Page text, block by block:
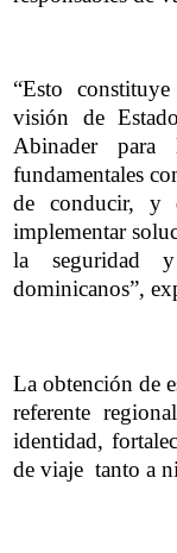
“Esto
visión de
Abinader para
fundamentales
de conducir, y
implementar
la seguridad
dominicanos”,
La obtención de
referente
identidad,
de viaje tanto a